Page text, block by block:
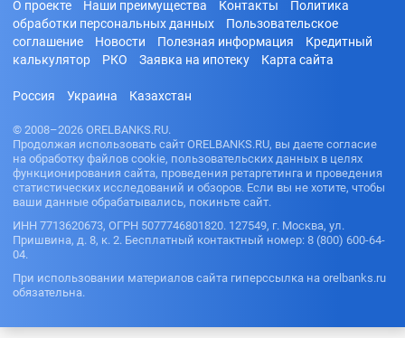
О проекте Наши преимущества Контакты
Политика
обработки персональных данных
Пользовательское
соглашение
Новости Полезная информация
Кредитный
калькулятор
РКО Заявка на ипотеку Карта сайта
Россия Украина Казахстан
© 2008–2026 ORELBANKS.RU.
Продолжая использовать сайт ORELBANKS.RU, вы даете согласие
на обработку файлов cookie, пользовательских данных в целях
функционирования сайта, проведения ретаргетинга и проведения
статистических исследований и обзоров. Если вы не хотите, чтобы
ваши данные обрабатывались, покиньте сайт.
ИНН 7713620673, ОГРН 5077746801820. 127549, г. Москва, ул.
Пришвина, д. 8, к. 2. Бесплатный контактный номер: 8 (800) 600-64-
04.
При использовании материалов сайта гиперссылка на orelbanks.ru
обязательна.